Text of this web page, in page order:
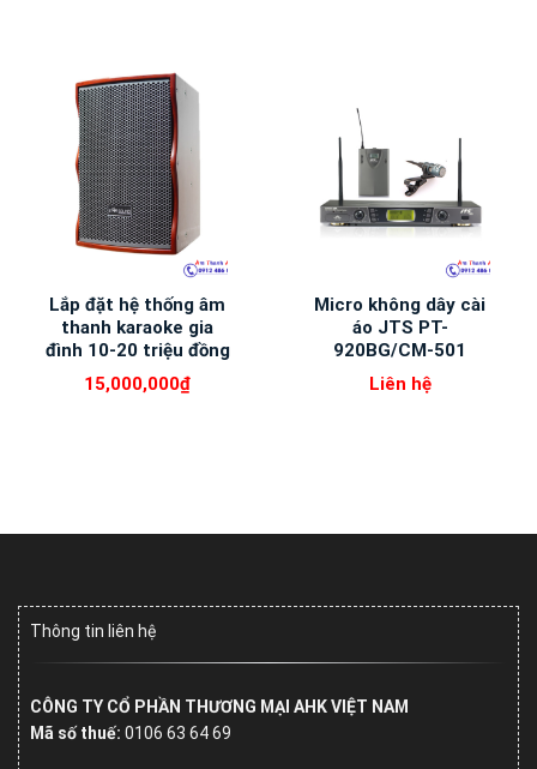
Lắp đặt hệ thống âm
thanh karaoke gia
đình 10-20 triệu đồng
15,000,000₫
Micro không dây cài
áo JTS PT-
920BG/CM-501
Liên hệ
Thông tin liên hệ
CÔNG TY CỔ PHẦN THƯƠNG MẠI AHK VIỆT NAM
Mã số thuế: 0106 63 64 69